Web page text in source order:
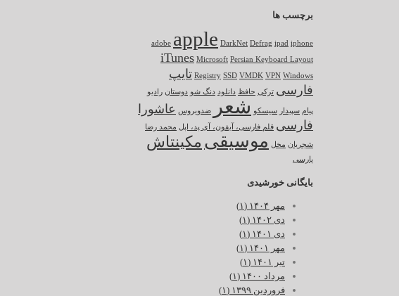
برچسب ها
adobe apple DarkNet Defrag ipad iphone
iTunes Microsoft Persian Keyboard Layout
Registry SSD VMDK VPN Windows
تایپ
فارسی ترکی حافظ دانلود دنگ شو دوستان رادیو
پیام سپیدار سیسکو شعر ضدویروس عاشورا
فارسی قلم فارسی، آیفون، آی پد، اپل محمد رضا
شجریان مخل موسیقی مکینتاش
پارسی
بایگانی خورشیدی
مهر ۱۴۰۴ (۱)
دی ۱۴۰۲ (۱)
دی ۱۴۰۱ (۱)
مهر ۱۴۰۱ (۱)
تیر ۱۴۰۱ (۱)
مرداد ۱۴۰۰ (۱)
فروردین ۱۳۹۹ (۱)